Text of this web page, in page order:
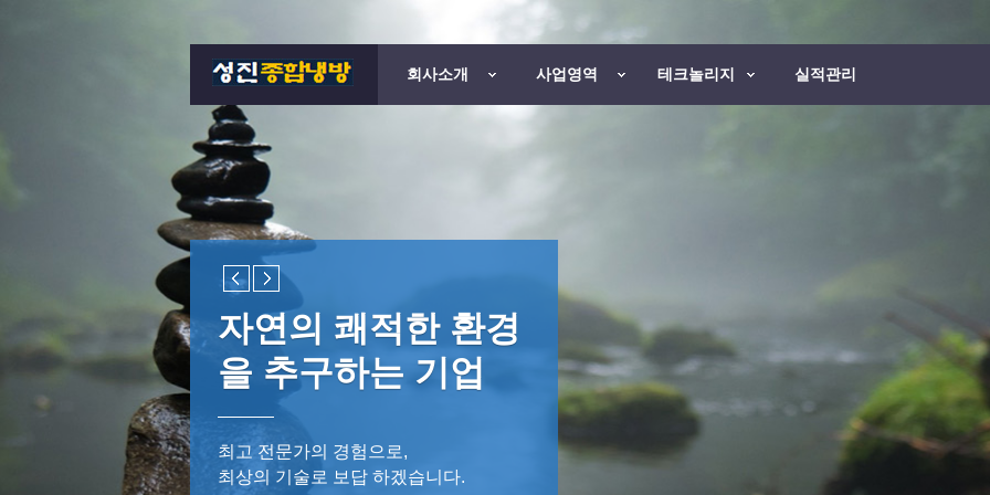
회사소개 사업영역 테크놀리지 실적관리
자연의 쾌적한 환경
을 추구하는 기업
최고 전문가의 경험으로,
최상의 기술로 보답 하겠습니다.